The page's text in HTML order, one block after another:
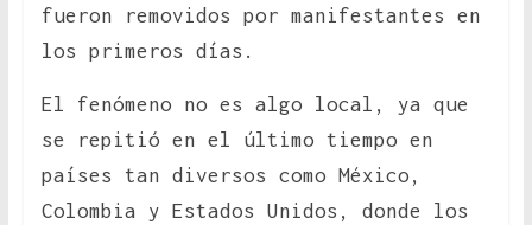
fueron removidos por manifestantes en
los primeros días.
El fenómeno no es algo local, ya que
se repitió en el último tiempo en
países tan diversos como México,
Colombia y Estados Unidos, donde los